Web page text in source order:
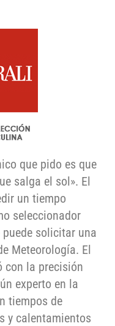
que pido es que
salga el sol». El
un tiempo
seleccionador
puede solicitar una
Meteorología. El
con la precisión
experto en la
tiempos de
y calentamientos